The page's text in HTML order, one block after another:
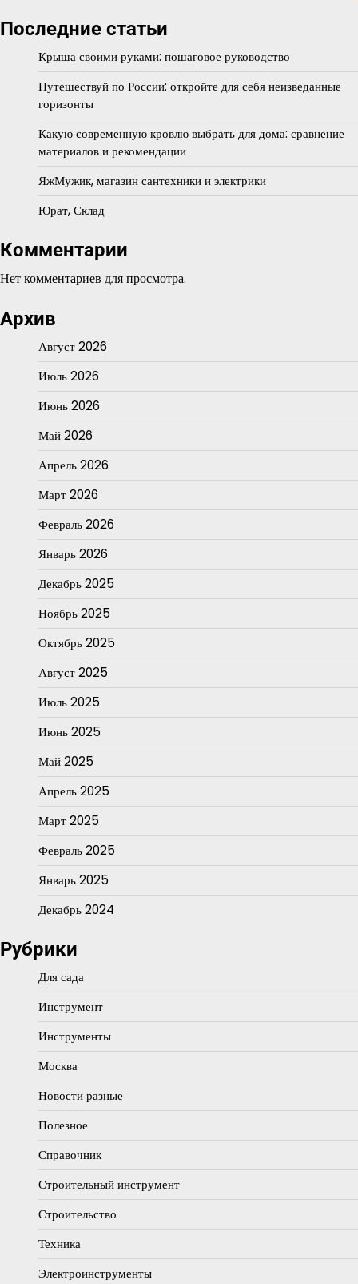
Последние статьи
Крыша своими руками: пошаговое руководство
Путешествуй по России: откройте для себя неизведанные
горизонты
Какую современную кровлю выбрать для дома: сравнение
материалов и рекомендации
ЯжМужик, магазин сантехники и электрики
Юрат, Склад
Комментарии
Нет комментариев для просмотра.
Архив
Август 2026
Июль 2026
Июнь 2026
Май 2026
Апрель 2026
Март 2026
Февраль 2026
Январь 2026
Декабрь 2025
Ноябрь 2025
Октябрь 2025
Август 2025
Июль 2025
Июнь 2025
Май 2025
Апрель 2025
Март 2025
Февраль 2025
Январь 2025
Декабрь 2024
Рубрики
Для сада
Инструмент
Инструменты
Москва
Новости разные
Полезное
Справочник
Строительный инструмент
Строительство
Техника
Электроинструменты